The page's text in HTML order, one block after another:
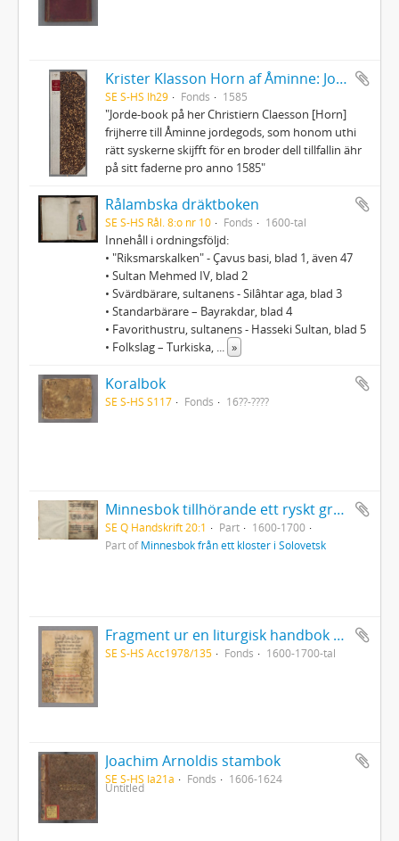
Krister Klasson Horn af Åminne: Jordebok
SE S-HS Ih29 Fonds 1585
"Jorde-book på her Christiern Claesson [Horn]
frijherre till Åminne jordegods, som honom uthi
rätt syskerne skijfft för en broder dell tillfallin ähr
på sitt faderne pro anno 1585"
Rålambska dräktboken
SE S-HS Rål. 8:o nr 10 Fonds 1600-tal
Innehåll i ordningsföljd:
• "Riksmarskalken" - Çavus basi, blad 1, även 47
• Sultan Mehmed IV, blad 2
• Svärdbärare, sultanens - Silâhtar aga, blad 3
• Standarbärare – Bayrakdar, blad 4
• Favorithustru, sultanens - Hasseki Sultan, blad 5
• Folkslag – Turkiska,
»
Koralbok
SE S-HS S117 Fonds 16??-????
Minnesbok tillhörande ett ryskt grekisk-ortodoxt kloster i Solovetsk
SE Q Handskrift 20:1 Part
1600-1700
Part ofMinnesbok från ett kloster i Solovetsk
Fragment ur en liturgisk handbok gällande för den grekisk-ortodoxa kyrkan
SE S-HS Acc1978/135 Fonds 1600-1700-tal
Joachim Arnoldis stambok
SE S-HS Ia21a Fonds 1606-1624
Untitled